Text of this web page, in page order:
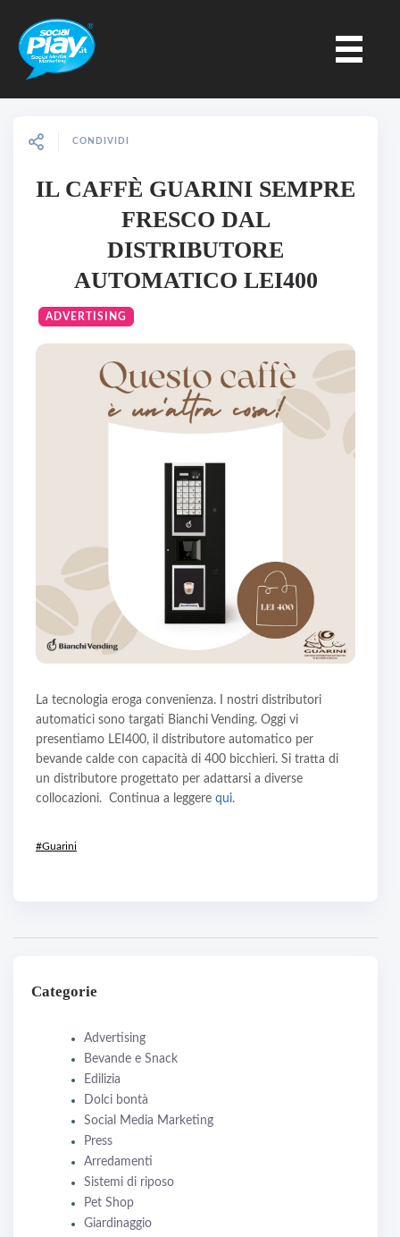
CONDIVIDI
IL CAFFÈ GUARINI SEMPRE
FRESCO DAL
DISTRIBUTORE
AUTOMATICO LEI400
ADVERTISING
La tecnologia eroga convenienza. I nostri distributori
automatici sono targati Bianchi Vending. Oggi vi
presentiamo LEI400, il distributore automatico per
bevande calde con capacità di 400 bicchieri. Si tratta di
un distributore progettato per adattarsi a diverse
collocazioni. Continua a leggere qui.
#Guarini
Categorie
Advertising
Bevande e Snack
Edilizia
Dolci bontà
Social Media Marketing
Press
Arredamenti
Sistemi di riposo
Pet Shop
Giardinaggio